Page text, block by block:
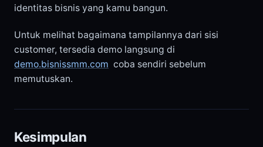
identitas bisnis yang kamu bangun.
Untuk melihat bagaimana tampilannya dari sisi
customer, tersedia demo langsung di
demo.bisnissmm.com coba sendiri sebelum
memutuskan.
Kesimpulan